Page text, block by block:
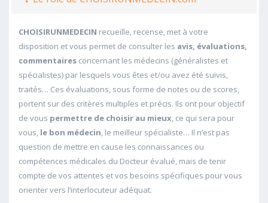
CHOISIRUNMEDECIN recueille, recense, met à votre
disposition et vous permet de consulter les avis, évaluations,
commentaires concernant les médecins (généralistes et
spécialistes) par lesquels vous êtes et/ou avez été suivis,
traités… Ces évaluations, sous forme de notes ou de scores,
portent sur des critères multiples et précis. Ils ont pour objectif
de vous permettre de choisir au mieux, ce qui sera pour
vous, le bon médecin, le meilleur spécialiste… Il n’est pas
question de mettre en cause les connaissances ou
compétences médicales du Docteur évalué, mais de tenir
compte de vos attentes et vos besoins spécifiques pour vous
orienter vers l’interlocuteur adéquat.